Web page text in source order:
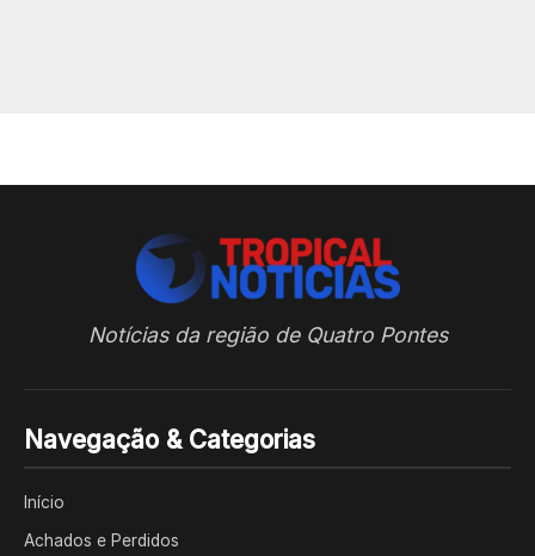
Notícias da região de Quatro Pontes
Navegação & Categorias
Início
Achados e Perdidos